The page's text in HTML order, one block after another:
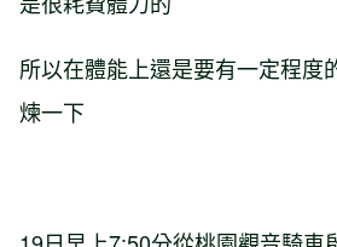
所以在體能上還是要有一定程度
煉一下